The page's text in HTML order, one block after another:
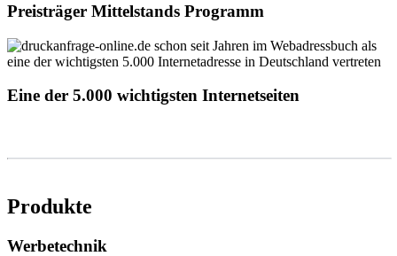
Preisträger Mittelstands Programm
Eine der 5.000 wichtigsten Internetseiten
Produkte
Werbetechnik